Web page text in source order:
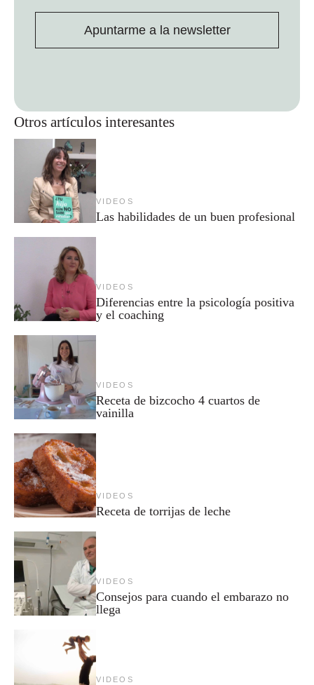
Otros artículos interesantes
VIDEOS
Las habilidades de un buen profesional
VIDEOS
Diferencias entre la psicología positiva
y el coaching
VIDEOS
Receta de bizcocho 4 cuartos de
vainilla
VIDEOS
Receta de torrijas de leche
VIDEOS
Consejos para cuando el embarazo no
llega
VIDEOS
Apuntarme a la newsletter